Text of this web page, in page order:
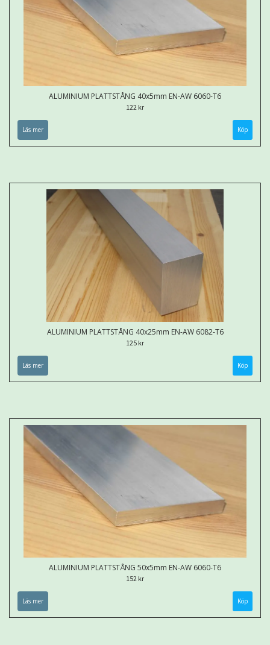
ALUMINIUM PLATTSTÅNG 40x5mm EN-AW 6060-T6
122 kr
Läs mer Köp
ALUMINIUM PLATTSTÅNG 40x25mm EN-AW 6082-T6
125 kr
Läs mer Köp
ALUMINIUM PLATTSTÅNG 50x5mm EN-AW 6060-T6
152 kr
Läs mer Köp